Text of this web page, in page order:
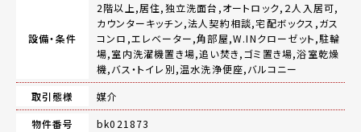
設備・条件
2階以上,居住,独立洗面台,オートロック,２人入居可,
カウンターキッチン,法人契約相談,宅配ボックス,ガス
コンロ,エレベーター,角部屋,W.INクローゼット,駐輪
場,室内洗濯機置き場,追い焚き,ゴミ置き場,浴室乾燥
機,バス・トイレ別,温水洗浄便座,バルコニー
取引態様
媒介
物件番号
bk021873